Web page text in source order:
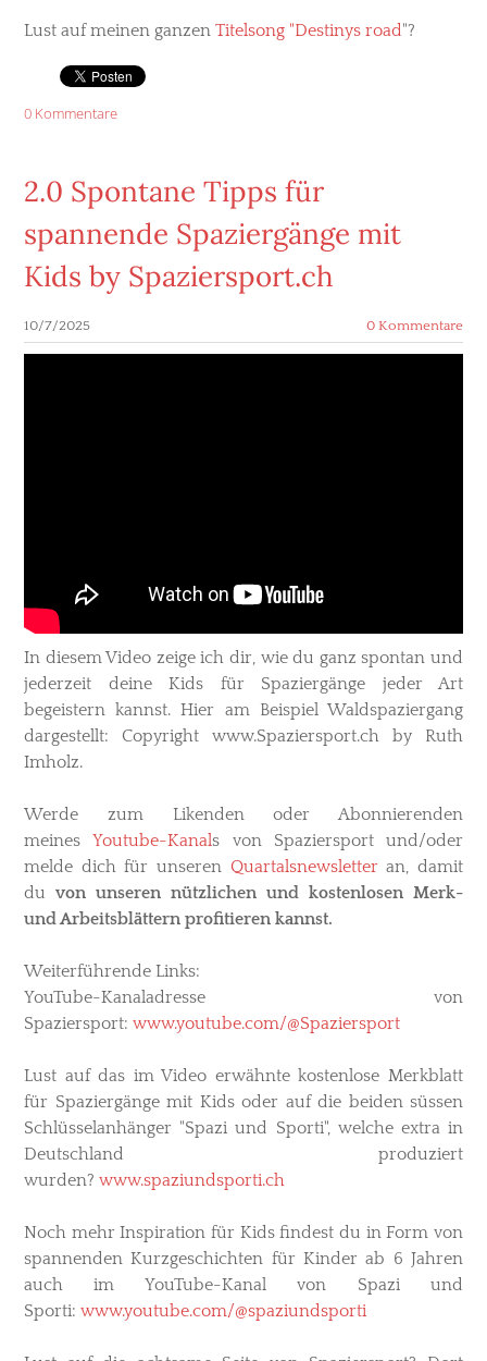
Lust auf meinen ganzen Titelsong "Destinys road "?
0 Kommentare
2.0 Spontane Tipps für
spannende Spaziergänge mit
Kids by Spaziersport.ch
10/7/2025 0 Kommentare
In diesem Video zeige ich dir, wie du ganz spontan und
jederzeit deine Kids für Spaziergänge jeder Art
begeistern kannst. Hier am Beispiel Waldspaziergang
dargestellt: ​Copyright www.Spaziersport.ch by Ruth
Imholz.
Werde zum Likenden oder Abonnierenden
meinesYoutube-Kanals von Spaziersport und/oder
melde dich für unseren Quartalsnewsletteran, damit
du von unseren nützlichen und kostenlosen Merk-
und Arbeitsblättern profitieren kannst.
Weiterführende Links:
YouTube-Kanaladresse von
Spaziersport: www.youtube.com/@Spaziersport
Lust auf das im Video erwähnte kostenlose Merkblatt
für Spaziergänge mit Kids oder auf die beiden süssen
Schlüsselanhänger "Spazi und Sporti", welche extra in
Deutschland produziert
wurden? www.spaziundsporti.ch
Noch mehr Inspiration für Kids findest du in Form von
spannenden Kurzgeschichten für Kinder ab 6 Jahren
auch im YouTube-Kanal von Spazi und
Sporti: www.youtube.com/@spaziundsporti